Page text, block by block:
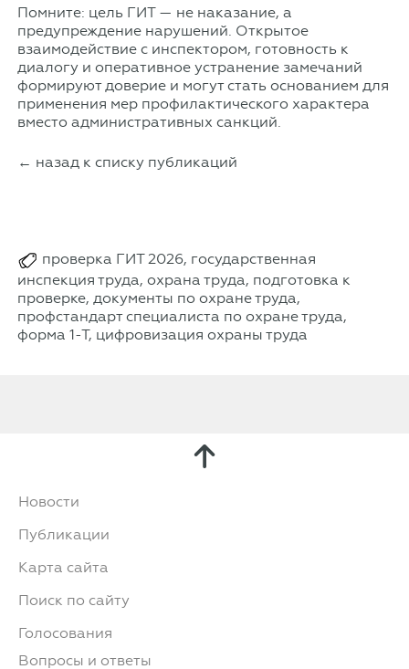
Помните: цель ГИТ — не наказание, а
предупреждение нарушений. Открытое
взаимодействие с инспектором, готовность к
диалогу и оперативное устранение замечаний
формируют доверие и могут стать основанием для
применения мер профилактического характера
вместо административных санкций.
← назад к списку публикаций
проверка ГИТ 2026, государственная
инспекция труда, охрана труда, подготовка к
проверке, документы по охране труда,
профстандарт специалиста по охране труда,
форма 1-Т, цифровизация охраны труда
Новости
Публикации
Карта сайта
Поиск по сайту
Голосования
Вопросы и ответы